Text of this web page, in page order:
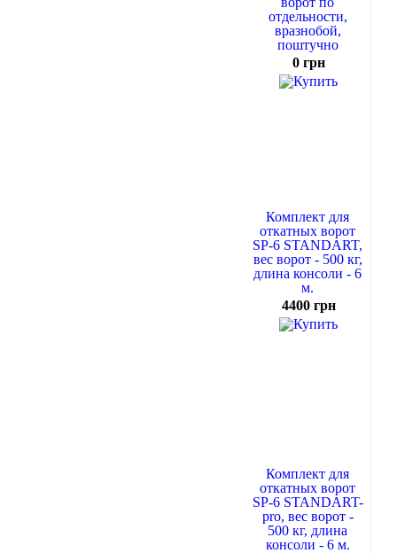
отдельности,
вразнобой,
поштучно
0 грн
Комплект для
откатных ворот
SP-6 STANDART,
вес ворот - 500 кг,
длина консоли - 6
м.
4400 грн
Комплект для
откатных ворот
SP-6 STANDART-
pro, вес ворот -
500 кг, длина
консоли - 6 м.